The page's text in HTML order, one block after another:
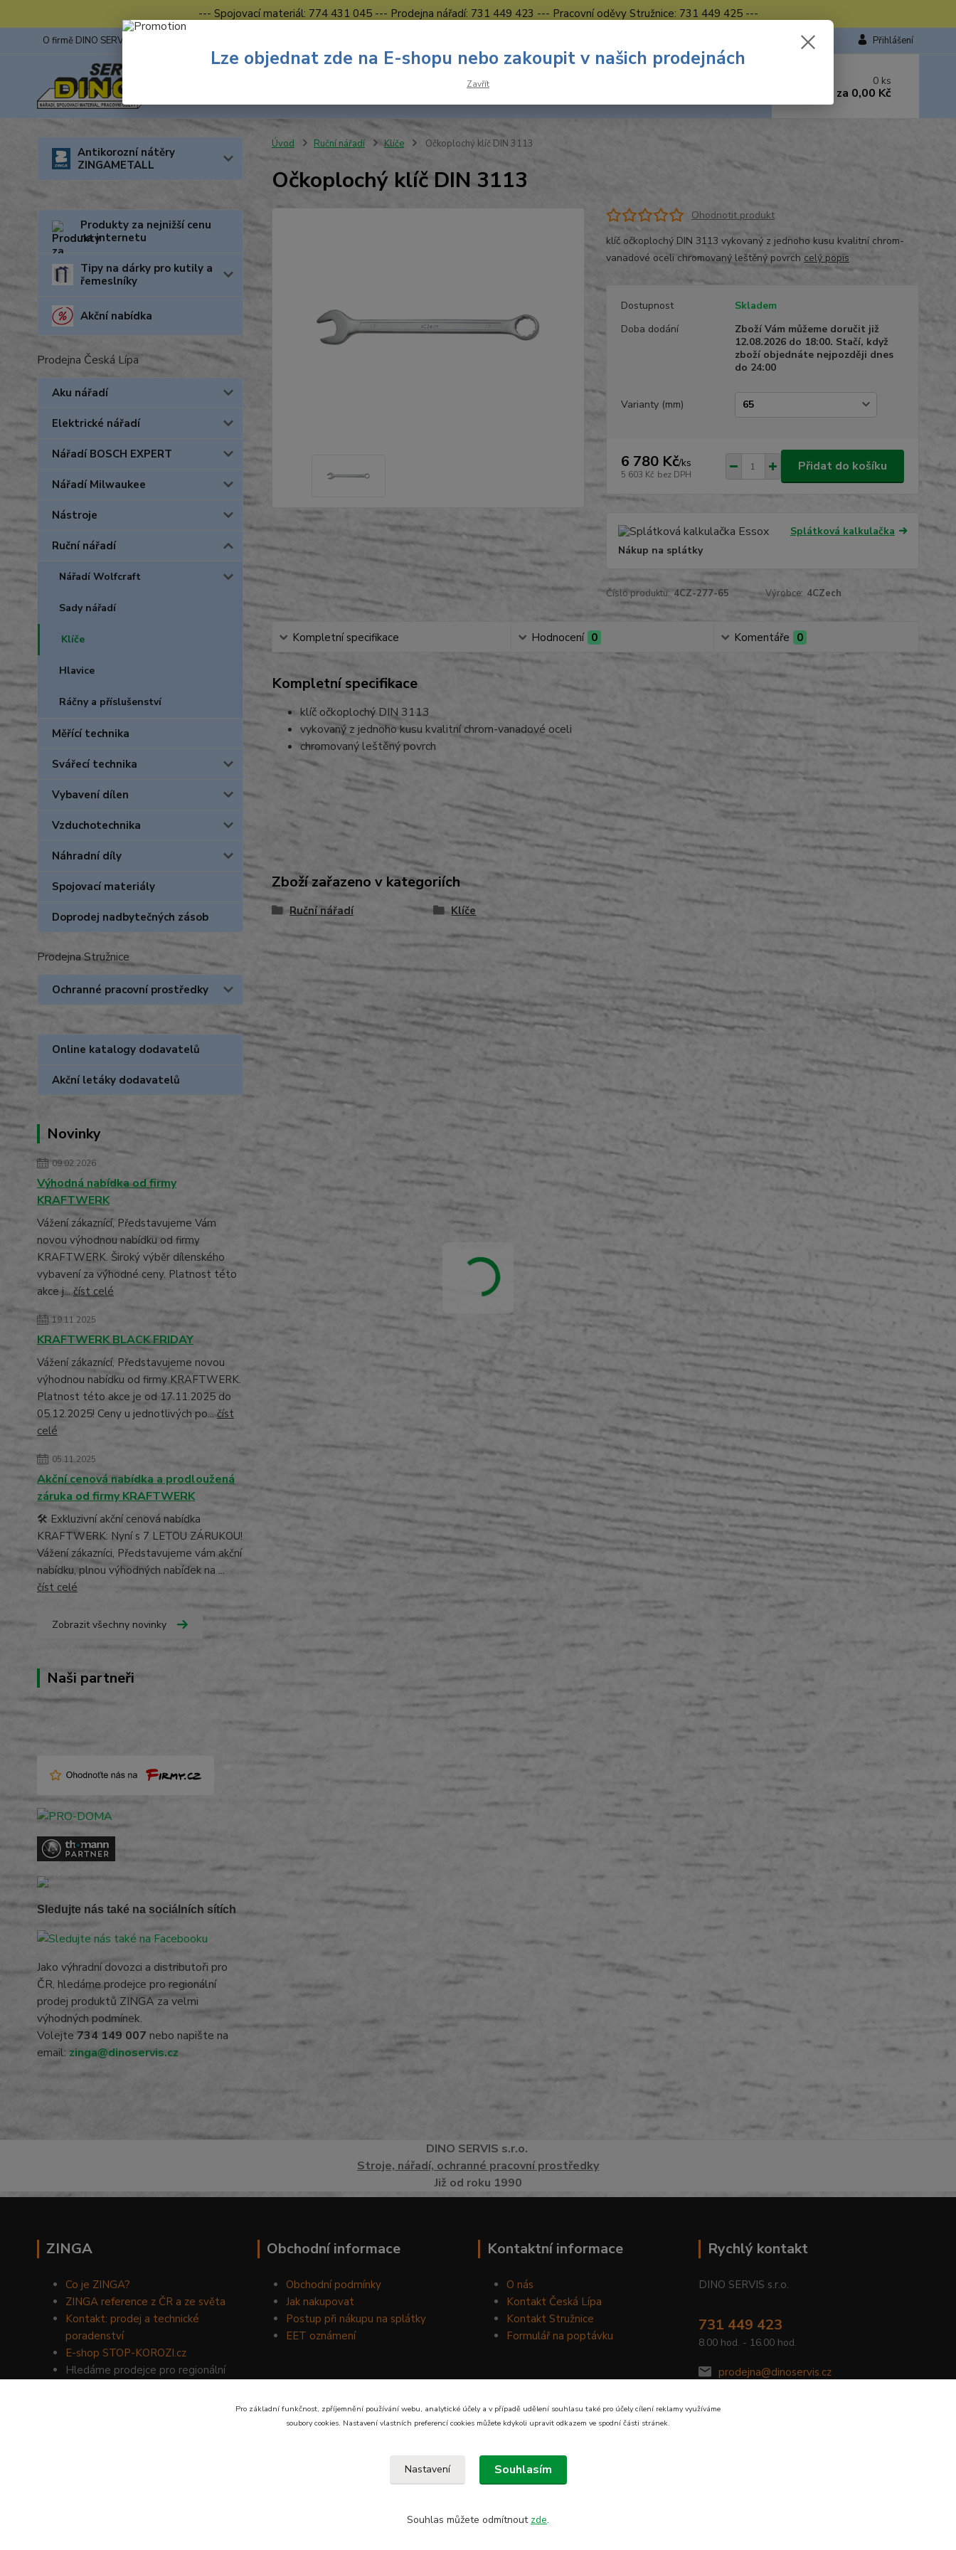
--- Spojovací materiál: 774 431 045 --- Prodejna nářadí: 731 449 423 --- Pracovní oděvy Stružnice: 731 449 425 ---
O firmě DINO SERVIS s.r.o. Přihlášení
Hledat
Nevíte si rady? Zavolejte.
0 ks
za 0,00 Kč
Antikorozní nátěry
ZINGAMETALL
Produkty za nejnižší cenu
na internetu
Tipy na dárky pro kutily a
řemeslníky
Akční nabídka
Prodejna Česká Lípa
Aku nářadí
Elektrické nářadí
Nářadí BOSCH EXPERT
Nářadí Milwaukee
Nástroje
Ruční nářadí
Nářadí Wolfcraft
Sady nářadí
Klíče
Hlavice
Ráčny a příslušenství
Měřící technika
Svářecí technika
Vybavení dílen
Vzduchotechnika
Náhradní díly
Spojovací materiály
Doprodej nadbytečných zásob
Prodejna Stružnice
Ochranné pracovní prostředky
Online katalogy dodavatelů
Akční letáky dodavatelů
Novinky
09.02.2026
Výhodná nabídka od firmy
KRAFTWERK
Vážení zákaznící, Představujeme Vám
novou výhodnou nabídku od firmy
KRAFTWERK. Široký výběr dílenského
vybavení za výhodné ceny. Platnost této
akce j...číst celé
19.11.2025
KRAFTWERK BLACK FRIDAY
Vážení zákaznící, Představujeme novou
výhodnou nabídku od firmy KRAFTWERK.
Platnost této akce je od 17.11.2025 do
05.12.2025! Ceny u jednotlivých po...číst
celé
05.11.2025
Akční cenová nabídka a prodloužená
záruka od firmy KRAFTWERK
🛠️ Exkluzivní akční cenová nabídka
KRAFTWERK: Nyní s 7 LETOU ZÁRUKOU!
Vážení zákazníci, Představujeme vám akční
nabídku, plnou výhodných nabídek na ...
číst celé
Zobrazit všechny novinky
Naši partneři
Sledujte nás také na sociálních sítích
Jako výhradní dovozci a distributoři pro
ČR, hledáme prodejce pro regionální
prodej produktů ZINGA za velmi
výhodných podmínek.
Volejte 734 149 007 nebo napište na
email: zinga@dinoservis.cz
Úvod Ruční nářadí Klíče Očkoplochý klíč DIN 3113
Očkoplochý klíč DIN 3113
Ohodnotit produkt
klíč očkoplochý DIN 3113 vykovaný z jednoho kusu kvalitní chrom-
vanadové oceli chromovaný leštěný povrch celý popis
Dostupnost
Skladem
Doba dodání
Zboží Vám můžeme doručit již
12.08.2026 do 18:00. Stačí, když
zboží objednáte nejpozději dnes
do 24:00
Varianty (mm)
6 780 Kč/ks
5 603 Kč bez DPH
Přidat do košíku
Splátková kalkulačka
Nákup na splátky
Číslo produktu: 4CZ-277-65 Výrobce: 4CZech
Kompletní specifikace Hodnocení 0 Komentáře 0
Kompletní specifikace
klíč očkoplochý DIN 3113
vykovaný z jednoho kusu kvalitní chrom-vanadové oceli
chromovaný leštěný povrch
Zboží zařazeno v kategoriích
Ruční nářadí Klíče
DINO SERVIS s.r.o.
Stroje, nářadí, ochranné pracovní prostředky
Již od roku 1990
ZINGA
Co je ZINGA?
ZINGA reference z ČR a ze světa
Kontakt: prodej a technické
poradenství
E-shop STOP-KOROZI.cz
Hledáme prodejce pro regionální
Obchodní informace
Obchodní podmínky
Jak nakupovat
Postup při nákupu na splátky
EET oznámení
Kontaktní informace
O nás
Kontakt Česká Lípa
Kontakt Stružnice
Formulář na poptávku
Rychlý kontakt
DINO SERVIS s.r.o.
731 449 423
8.00 hod. - 16.00 hod.
prodejna@dinoservis.cz
Lze objednat zde na E-shopu nebo zakoupit v našich prodejnách
Zavřít
Pro základní funkčnost, zpříjemnění používání webu, analytické účely a v případě udělení souhlasu také pro účely cílení reklamy využíváme
soubory cookies. Nastavení vlastních preferencí cookies můžete kdykoli upravit odkazem ve spodní části stránek.
Nastavení Souhlasím
Souhlas můžete odmítnout zde.